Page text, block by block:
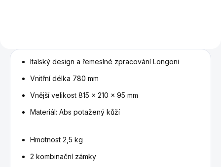
Italský design a řemeslné zpracování Longoni
Vnitřní délka 780 mm
Vnější velikost 815 x 210 x 95 mm
Materiál: Abs potažený kůží
Hmotnost 2,5 kg
2 kombinační zámky